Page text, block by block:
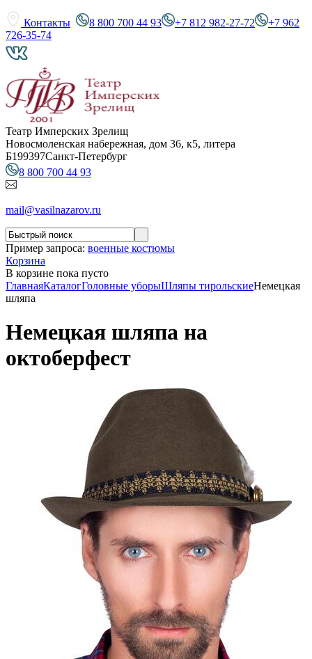
Контакты 8 800 700 44 93 +7 812 982-27-72
+7 962
726-35-74
Театр Имперских Зрелищ
Новосмоленская набережная, дом 36, к5, литера
Б199397Санкт-Петербург
8 800 700 44 93
mail@vasilnazarov.ru
Пример запроса: военные костюмы
Корзина
В корзине пока пусто
ГлавнаяКаталогГоловные уборыШляпы тирольскиеНемецкая
шляпа
Немецкая шляпа на
октоберфест